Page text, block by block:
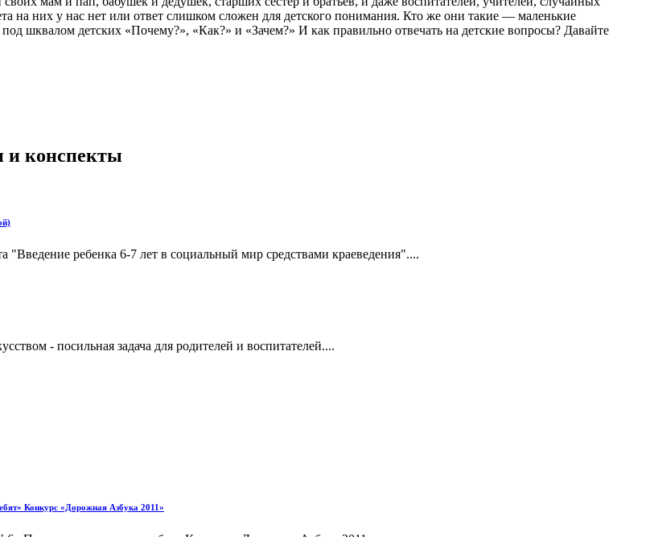
на них у нас нет или ответ слишком сложен для детского понимания. Кто же они такие — маленькие
шквалом детских «Почему?», «Как?» и «Зачем?» И как правильно отвечать на детские вопросы? Давайте
и конспекты
"Введение ребенка 6-7 лет в социальный мир средствами краеведения"....
- посильная задача для родителей и воспитателей....
Конкурс «Дорожная Азбука 2011»